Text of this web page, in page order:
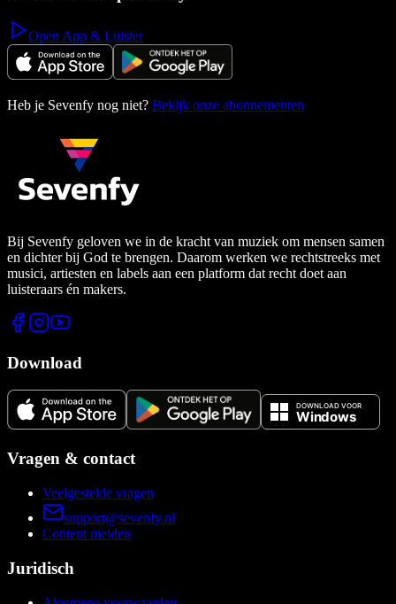
Open App & Luister
Heb je Sevenfy nog niet? Bekijk onze abonnementen
Bij Sevenfy geloven we in de kracht van muziek om mensen samen
en dichter bij God te brengen. Daarom werken we rechtstreeks met
musici, artiesten en labels aan een platform dat recht doet aan
luisteraars én makers.
Download
Vragen & contact
Veelgestelde vragen
support@sevenfy.nl
Content melden
Juridisch